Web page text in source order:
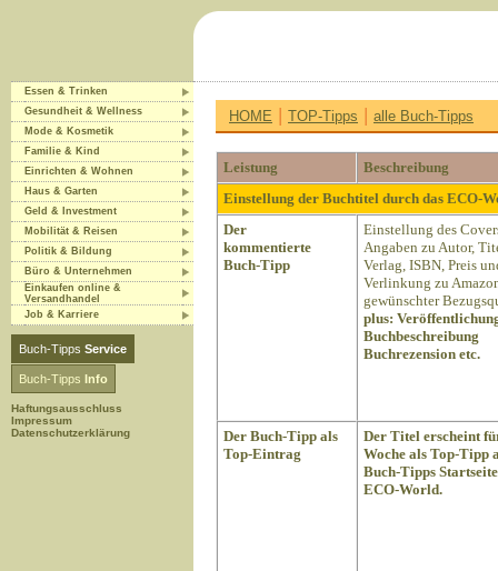
Essen & Trinken
Gesundheit & Wellness
Mode & Kosmetik
Familie & Kind
Einrichten & Wohnen
Haus & Garten
Geld & Investment
Mobilität & Reisen
Politik & Bildung
Büro & Unternehmen
Einkaufen online &
Versandhandel
Job & Karriere
Buch-Tipps Service
Buch-Tipps Info
Haftungsausschluss
Impressum
Datenschutzerklärung
HOME | TOP-Tipps | alle Buch-Tipps
Leistung
Beschreibung
Einstellung der Buchtitel durch das ECO-
Der
kommentierte
Buch-Tipp
Einstellung des
Angaben zu Autor,
Verlag, ISBN, Preis
Verlinkung zu
gewünschter
plus:
Buchbeschreibung
Buchrezension etc.
Der Buch-Tipp als
Top-Eintrag
Der Titel erscheint
Woche als Top-Tipp
Buch-Tipps
ECO-World.